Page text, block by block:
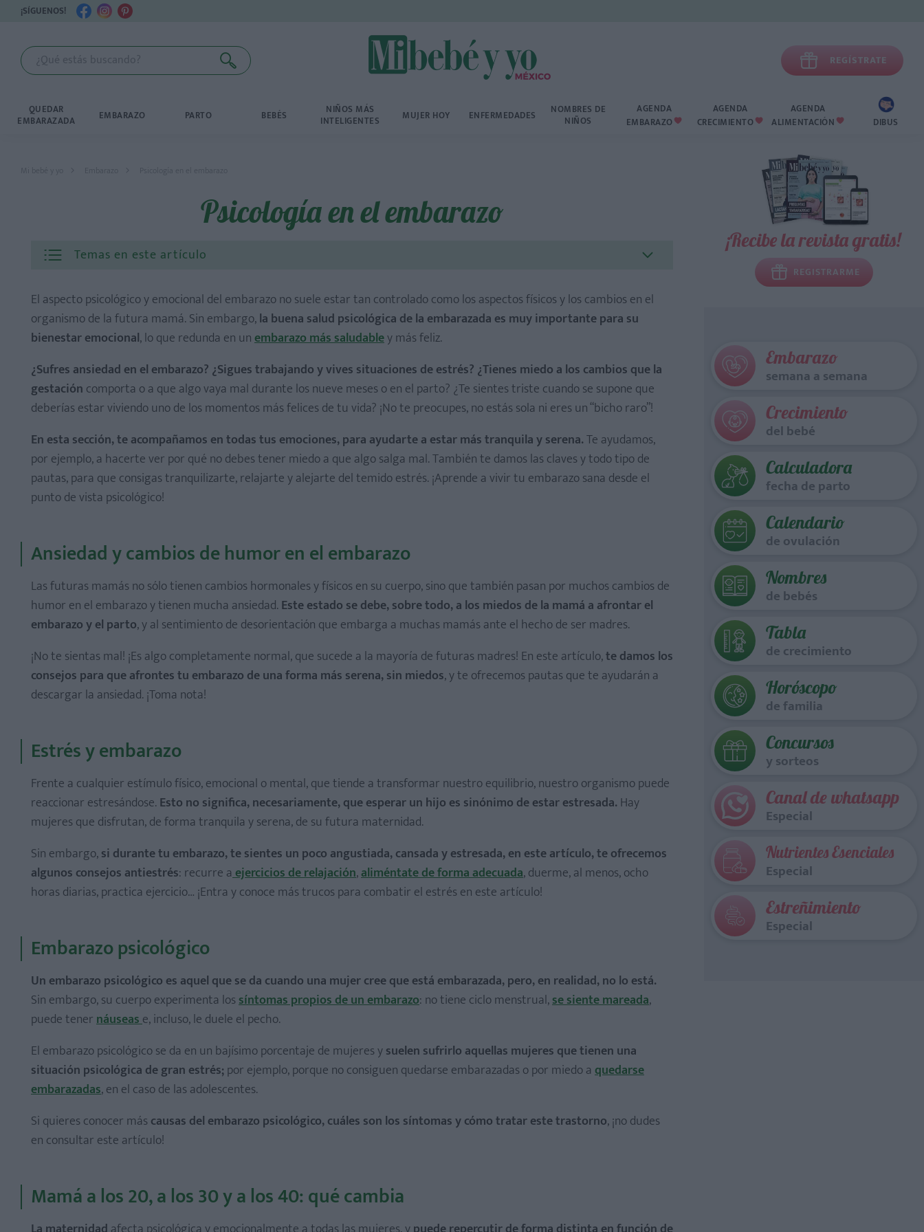
¡SÍGUENOS!
 REGÍSTRATE
QUEDAR
EMBARAZADA EMBARAZO PARTO BEBÉS NIÑOS MÁS
INTELIGENTES MUJER HOY ENFERMEDADES NOMBRES DE
NIÑOS
AGENDA
EMBARAZO 
AGENDA
CRECIMIENTO 
AGENDA
ALIMENTACIÓN  DIBUS
Mi bebé y yo Embarazo Psicología en el embarazo
Psicología en el embarazo
Temas en este artículo
El aspecto psicológico y emocional del embarazo no suele estar tan controlado como los aspectos físicos y los cambios en el
organismo de la futura mamá. Sin embargo,la buena salud psicológica de la embarazada es muy importante para su
bienestar emocional, lo que redunda en unembarazo más saludabley más feliz.
¿Sufres ansiedad en el embarazo? ¿Sigues trabajando y vives situaciones de estrés? ¿Tienes miedo a los cambios que la
gestación comporta o a que algo vaya mal durante los nueve meses o en el parto? ¿Te sientes triste cuando se supone que
deberías estar viviendo uno de los momentos más felices de tu vida? ¡No te preocupes, no estás sola ni eres un “bicho raro”!
En esta sección, te acompañamos en todas tus emociones, para ayudarte a estar más tranquila y serena.Te ayudamos,
por ejemplo, a hacerte ver por qué no debes tener miedo a que algo salga mal. También te damos las claves y todo tipo de
pautas, para que consigas tranquilizarte, relajarte y alejarte del temido estrés. ¡Aprende a vivir tu embarazo sana desde el
punto de vista psicológico!
Ansiedad y cambios de humor en el embarazo
Las futuras mamás no sólo tienen cambios hormonales y físicos en su cuerpo, sino que también pasan por muchos cambios de
humor en el embarazo y tienen mucha ansiedad. Este estado se debe, sobre todo, a los miedos de la mamá a afrontar el
embarazo y el parto, y al sentimiento de desorientación que embarga a muchas mamás ante el hecho de ser madres.
¡No te sientas mal! ¡Es algo completamente normal, que sucede a la mayoría de futuras madres! En este artículo,te damos los
consejos para que afrontes tu embarazo de una forma más serena, sin miedos, y te ofrecemos pautas que te ayudarán a
descargar la ansiedad. ¡Toma nota!
Estrés y embarazo
Frente a cualquier estímulo físico, emocional o mental, que tiende a transformar nuestro equilibrio, nuestro organismo puede
reaccionar estresándose. Esto no significa, necesariamente, que esperar un hijo es sinónimo de estar estresada. Hay
mujeres que disfrutan, de forma tranquila y serena, de su futura maternidad.
Sin embargo,si durante tu embarazo, te sientes un poco angustiada, cansada y estresada, en este artículo, te ofrecemos
algunos consejos antiestrés: recurre aejercicios de relajación,aliméntate de forma adecuada, duerme, al menos, ocho
horas diarias, practica ejercicio… ¡Entra y conoce más trucos para combatir el estrés en este artículo!
Embarazo psicológico
Un embarazo psicológico es aquel que se da cuando una mujer cree que está embarazada, pero, en realidad, no lo está.
Sin embargo, su cuerpo experimenta lossíntomas propios de un embarazo: no tiene ciclo menstrual,se siente mareada,
puede tenernáusease, incluso, le duele el pecho.
El embarazo psicológico se da en un bajísimo porcentaje de mujeres ysuelen sufrirlo aquellas mujeres que tienen una
situación psicológica de gran estrés;por ejemplo, porque no consiguen quedarse embarazadas o por miedo a quedarse
embarazadas, en el caso de las adolescentes.
Si quieres conocer más causas del embarazo psicológico, cuáles son los síntomas y cómo tratar este trastorno, ¡no dudes
en consultar este artículo!
Mamá a los 20, a los 30 y a los 40: qué cambia
¡Recibe la revista gratis!
REGISTRARME
Embarazo
semana a semana
Crecimiento
del bebé
Calculadora
fecha de parto
Calendario
de ovulación
Nombres
de bebés
Tabla
de crecimiento
Horóscopo
de familia
Concursos
y sorteos
Canal de whatsapp
Especial
Nutrientes Esenciales
Especial
Estreñimiento
Especial